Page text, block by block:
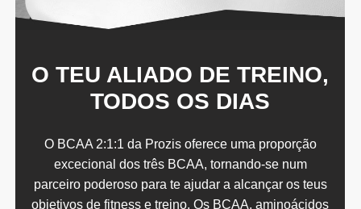
O TEU ALIADO DE TREINO,
TODOS OS DIAS
O BCAA 2:1:1 da Prozis oferece uma proporção
excecional dos três BCAA, tornando-se num
parceiro poderoso para te ajudar a alcançar os teus
objetivos de fitness e treino. Os BCAA, aminoácidos